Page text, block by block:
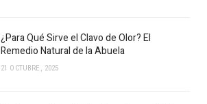
¿Para Qué Sirve el Clavo de Olor? El
Remedio Natural de la Abuela
21 OCTUBRE, 2025